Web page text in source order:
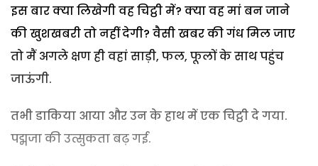
इस बार क्या लिखेगी वह चिट्ठी में? क्या वह मां बन जाने
की खुशखबरी तो नहीं देगी? वैसी खबर की गंध मिल जाए
तो मैं अगले क्षण ही वहां साड़ी, फल, फूलों के साथ पहुंच
जाऊंगी.
तभी डाकिया आया और उन के हाथ में एक चिट्ठी दे गया.
पद्मजा की उत्सुकता बढ़ गई.